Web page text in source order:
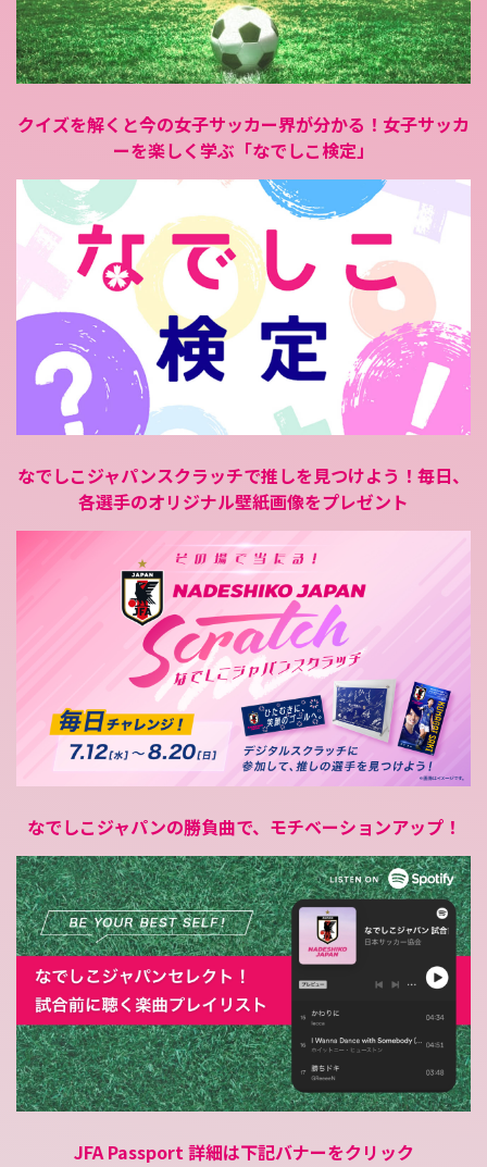
クイズを解くと今の女子サッカー界が分かる！ 女子サッカ
ーを楽しく学ぶ「なでしこ検定」
なでしこジャパンスクラッチで推しを見つけよう！ 毎日、
各選手のオリジナル壁紙画像をプレゼント
なでしこジャパンの勝負曲で、 モチベーションアップ！
JFA Passport 詳細は下記バナーをクリック